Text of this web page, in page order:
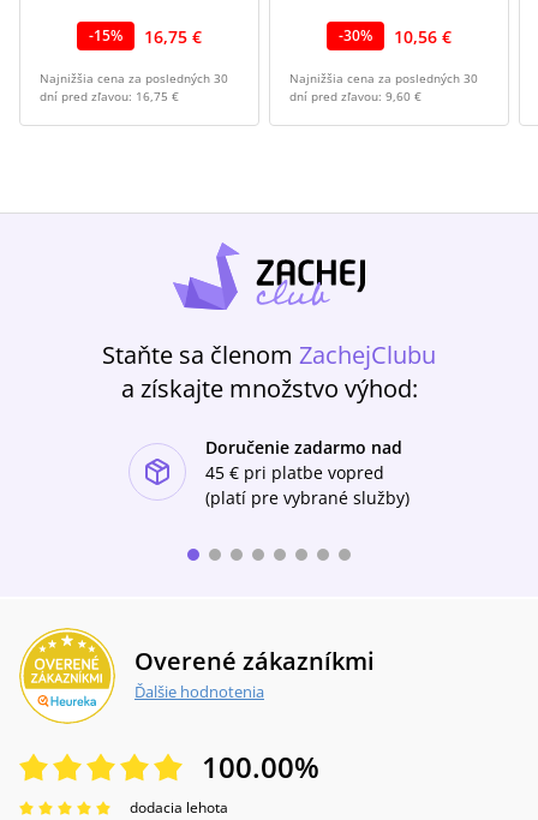
-15% 16,75 €
Najnižšia cena za posledných 30
dní pred zľavou: 16,75 €
-30% 10,56 €
Najnižšia cena za posledných 30
dní pred zľavou: 9,60 €
Staňte sa členom ZachejClubu
a získajte množstvo výhod:
Doručenie zadarmo nad
45 € pri platbe vopred
(platí pre vybrané služby)
Overené zákazníkmi
Ďalšie hodnotenia
100.00%
dodacia lehota